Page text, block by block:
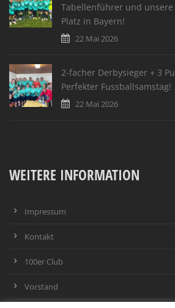
Tabellenführer und
Platz in Bayern!
22 Mai 2026
2-facher Derbysieger + 3
Perfekter Fussballsamstag!
22 Mai 2026
WEITERE INFORMATION
Impressum
Kontakt
100er Club
Vorstand